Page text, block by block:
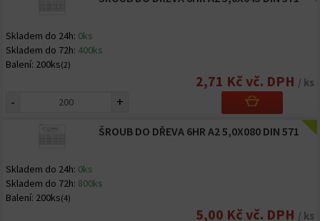
Skladem do 24h: 0ks
Skladem do 72h: 400ks
Balení: 200ks(2)
2,71 Kč vč. DPH / ks
- +
ŠROUB DO DŘEVA 6HR A2 5,0X080 DIN 571
Skladem do 24h: 0ks
Skladem do 72h: 800ks
Balení: 200ks(4)
5,00 Kč vč. DPH / ks